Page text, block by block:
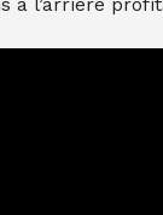
l’arrière